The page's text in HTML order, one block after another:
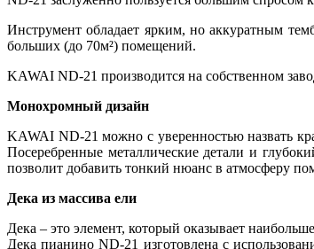
Инструмент обладает ярким, но аккуратным
больших (до 70м²) помещений.
KAWAI ND-21 производится на собственном
Монохромный дизайн
KAWAI ND-21 можно с уверенностью назвать
Посеребренные металлические детали и
позволит добавить тонкий нюанс в атмосферу
Дека из массива ели
Дека – это элемент, который оказывает
Дека пианино ND-21 изготовлена с